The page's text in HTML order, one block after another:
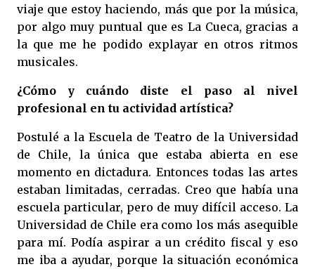
viaje que estoy haciendo, más que por la música,
por algo muy puntual que es La Cueca, gracias a
la que me he podido explayar en otros ritmos
musicales.
¿Cómo y cuándo diste el paso al nivel
profesional en tu actividad artística?
Postulé a la Escuela de Teatro de la Universidad
de Chile, la única que estaba abierta en ese
momento en dictadura. Entonces todas las artes
estaban limitadas, cerradas. Creo que había una
escuela particular, pero de muy difícil acceso. La
Universidad de Chile era como los más asequible
para mí. Podía aspirar a un crédito fiscal y eso
me iba a ayudar, porque la situación económica